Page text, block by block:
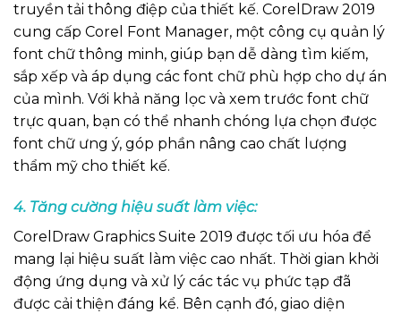
truyền tải thông điệp của thiết kế. CorelDraw 2019
cung cấp Corel Font Manager, một công cụ quản lý
font chữ thông minh, giúp bạn dễ dàng tìm kiếm,
sắp xếp và áp dụng các font chữ phù hợp cho dự án
của mình. Với khả năng lọc và xem trước font chữ
trực quan, bạn có thể nhanh chóng lựa chọn được
font chữ ưng ý, góp phần nâng cao chất lượng
thẩm mỹ cho thiết kế.
4. Tăng cường hiệu suất làm việc:
CorelDraw Graphics Suite 2019 được tối ưu hóa để
mang lại hiệu suất làm việc cao nhất. Thời gian khởi
động ứng dụng và xử lý các tác vụ phức tạp đã
được cải thiện đáng kể. Bên cạnh đó, giao diện